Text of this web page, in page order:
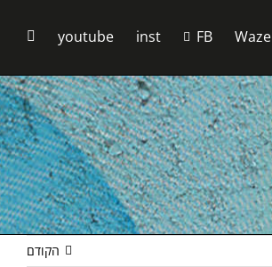
Waze
FB
inst
youtube
הקודם